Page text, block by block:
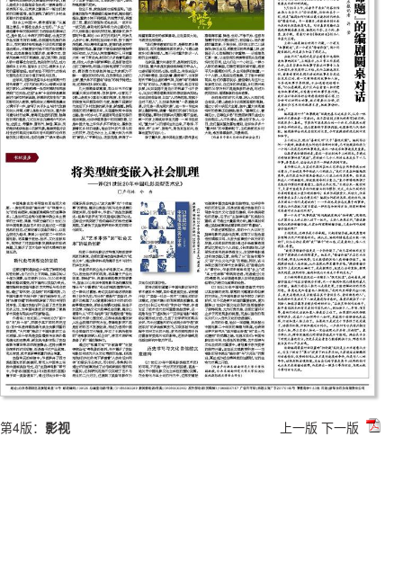
第4版： 影视 上一版 下一版